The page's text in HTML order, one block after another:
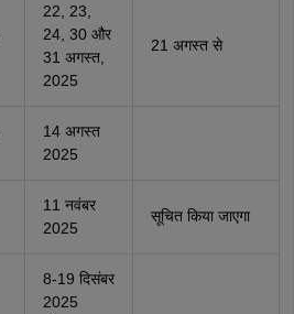
22, 23,
24, 30 और
31 अगस्त,
2025
21 अगस्त से
14 अगस्त
2025
11 नवंबर
2025
सूचित किया जाएगा
8-19 दिसंबर
2025